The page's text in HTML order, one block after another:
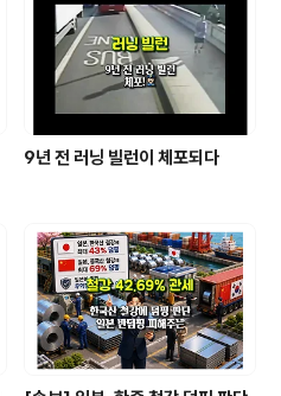
9년 전 러닝 빌런이 체포되다